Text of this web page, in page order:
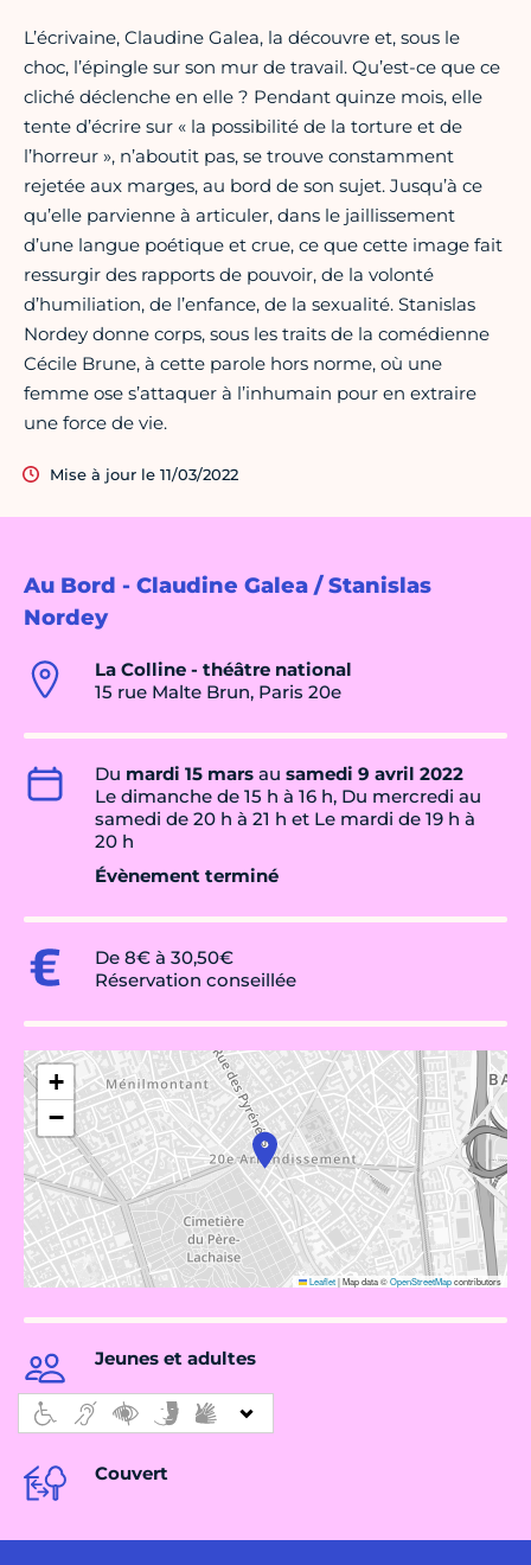
Au Bord - Claudine Galea / Stanislas
Nordey
La Colline - théâtre national
15 rue Malte Brun, Paris 20e
Du mardi 15 mars au samedi 9 avril 2022
Le dimanche de 15 h à 16 h, Du mercredi au
samedi de 20 h à 21 h et Le mardi de 19 h à
20 h
Évènement terminé
De 8€ à 30,50€
Réservation conseillée
+
−
Leaflet|Map data ©OpenStreetMapcontributors
Jeunes et adultes
Couvert
L’écrivaine, Claudine Galea, la découvre et, sous le
choc, l’épingle sur son mur de travail. Qu’est-ce que ce
cliché déclenche en elle ? Pendant quinze mois, elle
tente d’écrire sur « la possibilité de la torture et de
l’horreur », n’aboutit pas, se trouve constamment
rejetée aux marges, au bord de son sujet. Jusqu’à ce
qu’elle parvienne à articuler, dans le jaillissement
d’une langue poétique et crue, ce que cette image fait
ressurgir des rapports de pouvoir, de la volonté
d’humiliation, de l’enfance, de la sexualité. Stanislas
Nordey donne corps, sous les traits de la comédienne
Cécile Brune, à cette parole hors norme, où une
femme ose s’attaquer à l’inhumain pour en extraire
une force de vie.
Mise à jour le 11/03/2022